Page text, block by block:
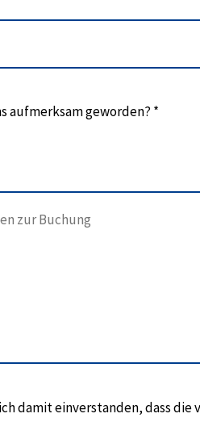
aufmerksam geworden? *
damit einverstanden, dass die